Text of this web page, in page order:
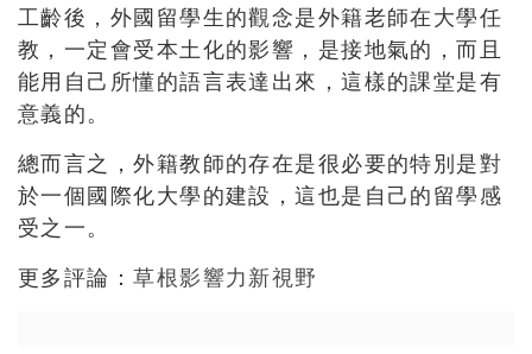
工齡後，外國留學生的觀念是外籍老師在大學任
教，一定會受本土化的影響，是接地氣的，而且
能用自己所懂的語言表達出來，這樣的課堂是有
意義的。
總而言之，外籍教師的存在是很必要的特別是對
於一個國際化大學的建設，這也是自己的留學感
受之一。
更多評論：草根影響力新視野